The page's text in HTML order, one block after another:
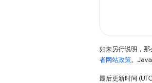
如未另行说明，
者网站政策。
最后更新时间